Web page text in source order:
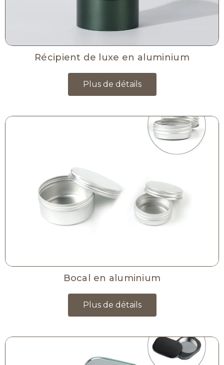
Récipient de luxe en aluminium
Plus de détails
Bocal en aluminium
Plus de détails